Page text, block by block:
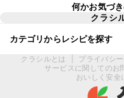
何かお気づ
クラシ
カテゴリからレシピを探す
クラシルとは プライバシ
サービスに関してのお
おいしく安全